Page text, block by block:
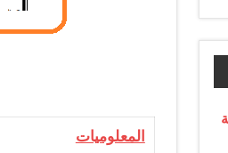
​المعلوميات